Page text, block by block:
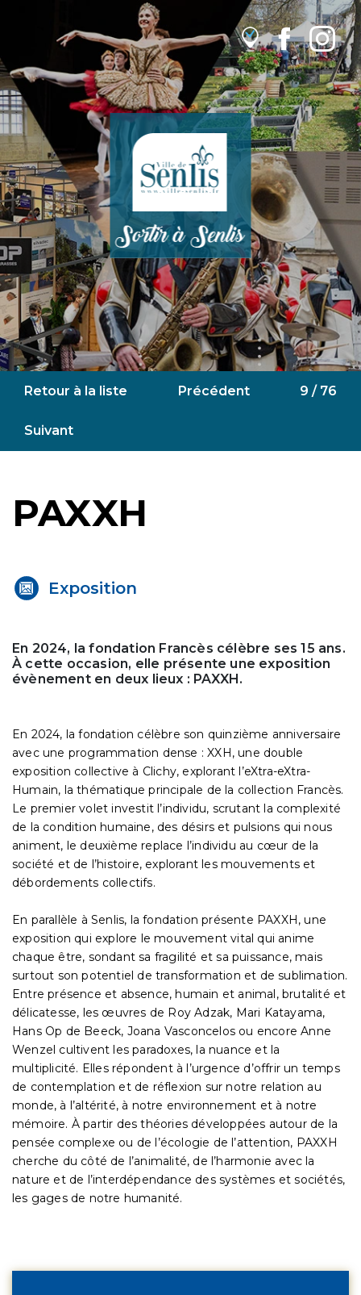
Retour à la liste Précédent 9 / 76
Suivant
PAXXH
Exposition
En 2024, la fondation Francès célèbre ses 15 ans.
À cette occasion, elle présente une exposition
évènement en deux lieux : PAXXH.
En 2024, la fondation célèbre son quinzième anniversaire
avec une programmation dense : XXH, une double
exposition collective à Clichy, explorant l’eXtra-eXtra-
Humain, la thématique principale de la collection Francès.
Le premier volet investit l’individu, scrutant la complexité
de la condition humaine, des désirs et pulsions qui nous
animent, le deuxième replace l’individu au cœur de la
société et de l’histoire, explorant les mouvements et
débordements collectifs.
En parallèle à Senlis, la fondation présente PAXXH, une
exposition qui explore le mouvement vital qui anime
chaque être, sondant sa fragilité et sa puissance, mais
surtout son potentiel de transformation et de sublimation.
Entre présence et absence, humain et animal, brutalité et
délicatesse, les œuvres de Roy Adzak, Mari Katayama,
Hans Op de Beeck, Joana Vasconcelos ou encore Anne
Wenzel cultivent les paradoxes, la nuance et la
multiplicité. Elles répondent à l’urgence d’offrir un temps
de contemplation et de réflexion sur notre relation au
monde, à l’altérité, à notre environnement et à notre
mémoire. À partir des théories développées autour de la
pensée complexe ou de l’écologie de l’attention, PAXXH
cherche du côté de l’animalité, de l’harmonie avec la
nature et de l’interdépendance des systèmes et sociétés,
les gages de notre humanité.